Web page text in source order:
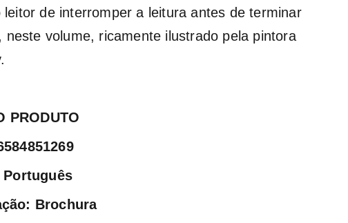
leitor de interromper a leitura antes de terminar
neste volume, ricamente ilustrado pela pintora
PRODUTO
Brochura